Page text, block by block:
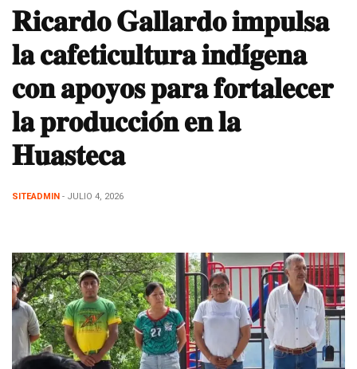
𝐑𝐢𝐜𝐚𝐫𝐝𝐨 𝐆𝐚𝐥𝐥𝐚𝐫𝐝𝐨 𝐢𝐦𝐩𝐮𝐥𝐬𝐚
𝐥𝐚 𝐜𝐚𝐟𝐞𝐭𝐢𝐜𝐮𝐥𝐭𝐮𝐫𝐚 𝐢𝐧𝐝𝐢́𝐠𝐞𝐧𝐚
𝐜𝐨𝐧 𝐚𝐩𝐨𝐲𝐨𝐬 𝐩𝐚𝐫𝐚 𝐟𝐨𝐫𝐭𝐚𝐥𝐞𝐜𝐞𝐫
𝐥𝐚 𝐩𝐫𝐨𝐝𝐮𝐜𝐜𝐢𝐨́𝐧 𝐞𝐧 𝐥𝐚
𝐇𝐮𝐚𝐬𝐭𝐞𝐜𝐚
SITEADMIN - JULIO 4, 2026